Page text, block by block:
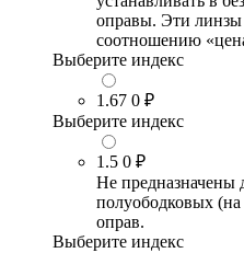
оправы. Эти
соотношению
Выберите индекс
1.67 0 ₽
Выберите индекс
1.5 0 ₽
Не предназначены
полуободковых
оправ.
Выберите индекс